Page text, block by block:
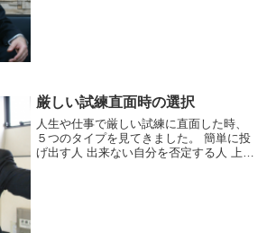
厳しい試練直面時の選択
人生や仕事で厳しい試練に直面した時、
５つのタイプを見てきました。 簡単に投
げ出す人 出来ない自分を否定する人 上手